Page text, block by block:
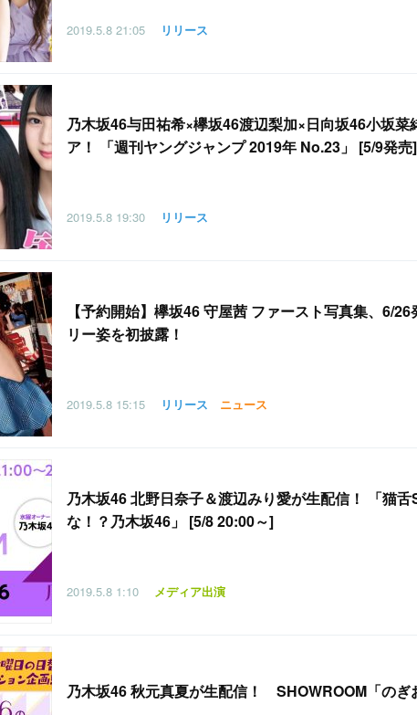
2019.5.8 21:05 リリース
乃木坂46与田祐希×欅坂46渡辺梨加×日向坂46小坂
ア！ 「週刊ヤングジャンプ 2019年 No.23」 [5/9発売]
2019.5.8 19:30 リリース
【予約開始】欅坂46 守屋茜 ファースト写真集、6/
リー姿を初披露！
2019.5.8 15:15 リリース ニュース
乃木坂46 北野日奈子＆渡辺みり愛が生配信！ 「猫
な！？乃木坂46」 [5/8 20:00～]
2019.5.8 1:10 メディア出演
乃木坂46 秋元真夏が生配信！ SHOWROOM「の